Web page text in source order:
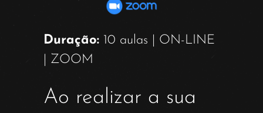
Duração: 10 aulas | ON-LINE
| ZOOM
Ao realizar a sua